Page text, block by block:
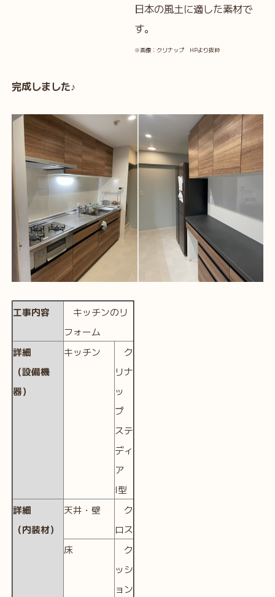
日本の風土に適した素材で
す。
※画像：クリナップ HPより抜粋
完成しました♪
工事内容
キッチンのリ
フォーム
詳細
（設備機
器）
キッチン
ク
リナ
ッ
プ
ステ
ディ
ア
I型
詳細
（内装材）
天井・壁
ク
ロス
床
ク
ッシ
ョン